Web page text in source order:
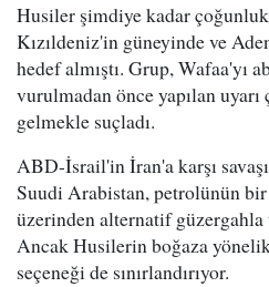
Husiler şimdiye kadar
Kızıldeniz'in güneyinde ve
hedef almıştı. Grup, Wafaa'yı
vurulmadan önce yapılan uyarı
gelmekle suçladı.
ABD-İsrail'in İran'a karşı
Suudi Arabistan, petrolünün
üzerinden alternatif güzergahla
Ancak Husilerin boğaza
seçeneği de sınırlandırıyor.